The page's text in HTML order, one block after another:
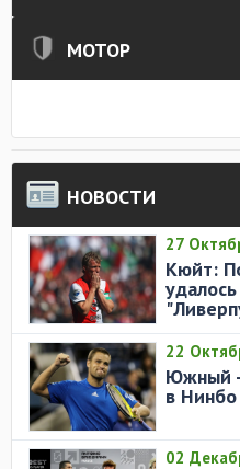
МОТОР
НОВОСТИ
27
Кюйт:
22
Южный
в Нинбо
02